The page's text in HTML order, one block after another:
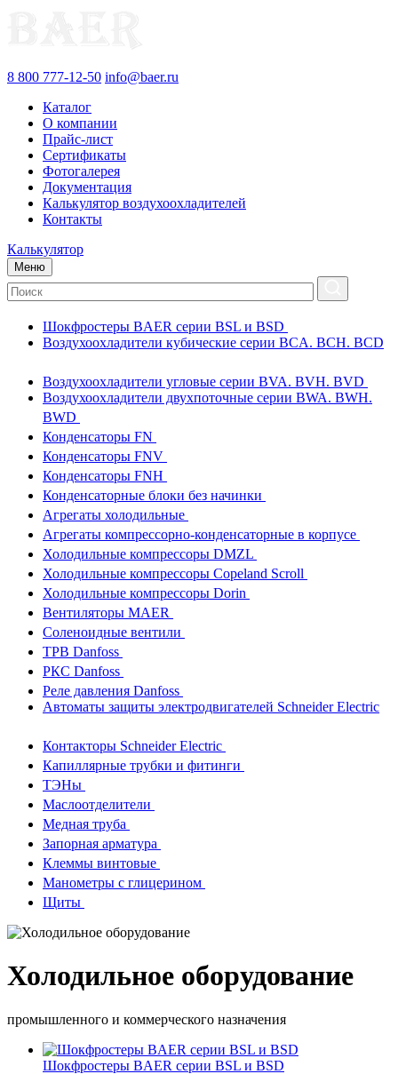
8 800 777-12-50 info@baer.ru
Каталог
О компании
Прайс-лист
Сертификаты
Фотогалерея
Документация
Калькулятор воздухоохладителей
Контакты
Калькулятор
Меню
Шокфростеры BAER серии BSL и BSD
Воздухоохладители кубические серии BCA. BCH. BCD
Воздухоохладители угловые серии BVA. BVH. BVD
Воздухоохладители двухпоточные серии BWA. BWH.
BWD
Конденсаторы FN
Конденсаторы FNV
Конденсаторы FNH
Конденсаторные блоки без начинки
Агрегаты холодильные
Агрегаты компрессорно-конденсаторные в корпусе
Холодильные компрессоры DMZL
Холодильные компрессоры Copeland Scroll
Холодильные компрессоры Dorin
Вентиляторы MAER
Соленоидные вентили
ТРВ Danfoss
РКС Danfoss
Реле давления Danfoss
Автоматы защиты электродвигателей Schneider Electric
Контакторы Schneider Electric
Капиллярные трубки и фитинги
ТЭНы
Маслоотделители
Медная труба
Запорная арматура
Клеммы винтовые
Манометры с глицерином
Щиты
Холодильное оборудование
промышленного и коммерческого назначения
Шокфростеры BAER серии BSL и BSD